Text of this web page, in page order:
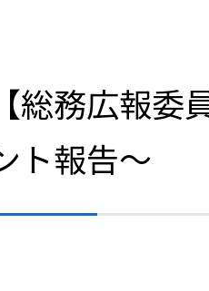
【総務広報
ト報告～